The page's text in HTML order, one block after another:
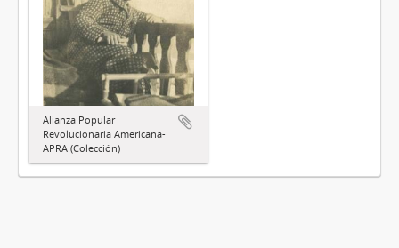
Alianza Popular
Revolucionaria Americana-
APRA (Colección)